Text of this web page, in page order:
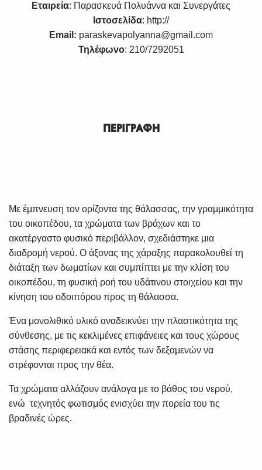
Εταιρεία: Παρασκευά Πολυάννα και Συνεργάτες
Ιστοσελίδα: http://
Email: paraskevapolyanna@gmail.com
Τηλέφωνο: 210/7292051
ΠΕΡΙΓΡΑΦΗ
Με έμπνευση τον ορίζοντα της θάλασσας, την γραμμικότητα
του οικοπέδου, τα χρώματα των βράχων και το
ακατέργαστο φυσικό περιβάλλον, σχεδιάστηκε μια
διαδρομή νερού. Ο άξονας της χάραξης παρακολουθεί τη
διάταξη των δωματίων και συμπίπτει με την κλίση του
οικοπέδου, τη φυσική ροή του υδάτινου στοιχείου και την
κίνηση του οδοιπόρου προς τη θάλασσα.
Ένα μονολιθικό υλικό αναδεικνύει την πλαστικότητα της
σύνθεσης, με τις κεκλιμένες επιφάνειες και τους χώρους
στάσης περιφερειακά και εντός των δεξαμενών να
στρέφονται προς την θέα.
Τα χρώματα αλλάζουν ανάλογα με το βάθος του νερού,
ενώ τεχνητός φωτισμός ενισχύει την πορεία του τις
βραδινές ώρες.